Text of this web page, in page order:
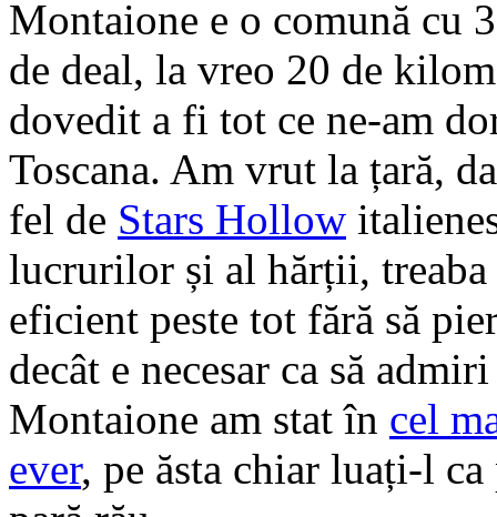
Montaione e o comună cu
de deal, la vreo 20 de
dovedit a fi tot ce ne-am
Toscana. Am vrut la țară,
fel de Stars Hollow
lucrurilor și al hărții, treaba
eficient peste tot fără să
decât e necesar ca să
Montaione am stat în cel
ever, pe ăsta chiar luați-l ca